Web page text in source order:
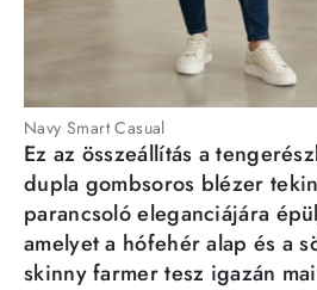
Navy Smart Casual
Ez az összeállítás a
dupla gombsoros blézer
parancsoló eleganciájára
amelyet a hófehér alap és a
skinny farmer tesz igazán